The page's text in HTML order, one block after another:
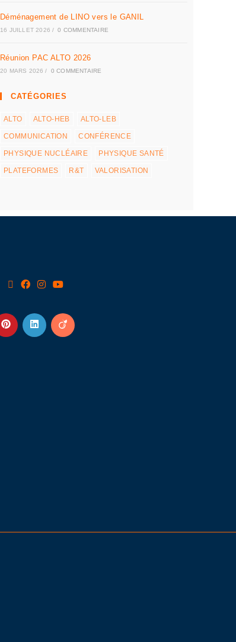
Déménagement de LINO vers le GANIL
16 JUILLET 2026 / 0 COMMENTAIRE
Réunion PAC ALTO 2026
20 MARS 2026 / 0 COMMENTAIRE
CATÉGORIES
ALTO ALTO-HEB ALTO-LEB
COMMUNICATION CONFÉRENCE
PHYSIQUE NUCLÉAIRE PHYSIQUE SANTÉ
PLATEFORMES R&T VALORISATION